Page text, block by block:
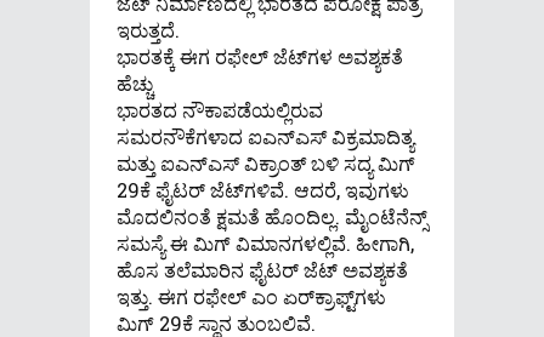
ಇರುತ್ತದೆ.
ಭಾರತಕ್ಕೆ ಈಗ ರಫೇಲ್ ಜೆಟ್​​ಗಳ ಅವಶ್ಯಕತೆ
ಹೆಚ್ಚು
ಭಾರತದ ನೌಕಾಪಡೆಯಲ್ಲಿರುವ
ಸಮರನೌಕೆಗಳಾದ ಐಎನ್​​ಎಸ್ ವಿಕ್ರಮಾದಿತ್ಯ
ಮತ್ತು ಐಎನ್​​ಎಸ್ ವಿಕ್ರಾಂತ್ ಬಳಿ ಸದ್ಯ ಮಿಗ್
29ಕೆ ಫೈಟರ್ ಜೆಟ್​​ಗಳಿವೆ. ಆದರೆ, ಇವುಗಳು
ಮೊದಲಿನಂತೆ ಕ್ಷಮತೆ ಹೊಂದಿಲ್ಲ. ಮೈಂಟೆನೆನ್ಸ್
ಸಮಸ್ಯೆ ಈ ಮಿಗ್ ವಿಮಾನಗಳಲ್ಲಿವೆ. ಹೀಗಾಗಿ,
ಹೊಸ ತಲೆಮಾರಿನ ಫೈಟರ್ ಜೆಟ್ ಅವಶ್ಯಕತೆ
ಇತ್ತು. ಈಗ ರಫೇಲ್ ಎಂ ಏರ್​​ಕ್ರಾಫ್ಟ್​​​ಗಳು
ಮಿಗ್ 29ಕೆ ಸ್ಥಾನ ತುಂಬಲಿವೆ.